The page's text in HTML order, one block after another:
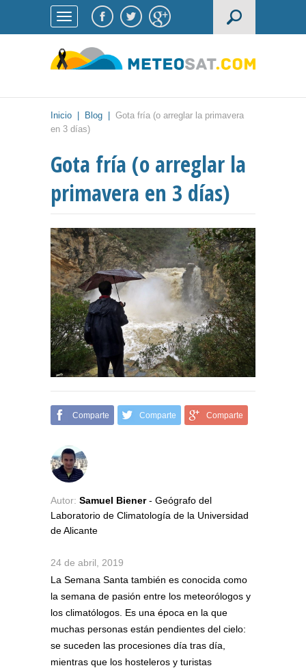
Inicio Blog
Gota fría (o arreglar la primavera
en 3 días)
Gota fría (o arreglar la
primavera en 3 días)
Comparte Comparte Comparte
Autor: Samuel Biener- Geógrafo del
Laboratorio de Climatología de la Universidad
de Alicante
24 de abril, 2019
La Semana Santa también es conocida como
la semana de pasión entre los meteorólogos y
los climatólogos. Es una época en la que
muchas personas están pendientes del cielo:
se suceden las procesiones día tras día,
mientras que los hosteleros y turistas